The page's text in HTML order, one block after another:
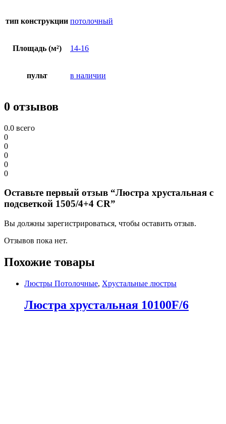
тип конструкции потолочный
Площадь (м²) 14-16
пульт в наличии
0 отзывов
0.0 всего
0
0
0
0
0
Оставьте первый отзыв “Люстра хрустальная с
подсветкой 1505/4+4 CR”
Вы должны зарегистрироваться, чтобы оставить отзыв.
Отзывов пока нет.
Похожие товары
Люстры Потолочные, Хрустальные люстры
Люстра хрустальная 10100F/6